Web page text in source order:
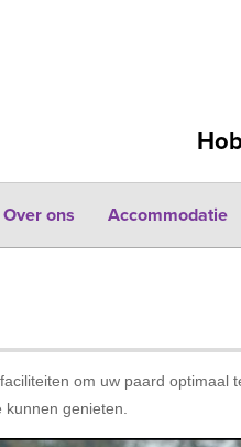
Over ons Accommodatie
om uw paard optimaal
genieten.